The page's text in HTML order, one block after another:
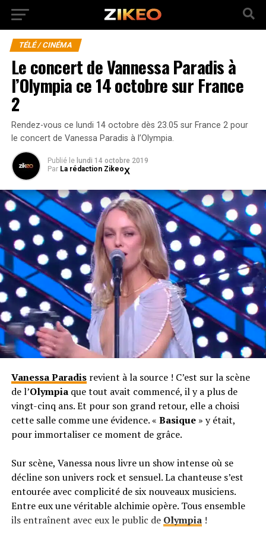
TÉLÉ / CINÉMA
Le concert de Vannessa Paradis à
l’Olympia ce 14 octobre sur France
2
Rendez-vous ce lundi 14 octobre dès 23.05 sur France 2 pour
le concert de Vanessa Paradis à l’Olympia.
Publié le lundi 14 octobre 2019
Par La rédaction Zikeo
Vanessa Paradisrevient à la source ! C’est sur la scène
de l’Olympiaque tout avait commencé, il y a plus de
vingt-cinq ans. Et pour son grand retour, elle a choisi
cette salle comme une évidence. « Basique» y était,
pour immortaliser ce moment de grâce.
Sur scène, Vanessa nous livre un show intense où se
décline son univers rock et sensuel. La chanteuse s’est
entourée avec complicité de six nouveaux musiciens.
Entre eux une véritable alchimie opère. Tous ensemble
ils entraînent avec eux le public de Olympia!